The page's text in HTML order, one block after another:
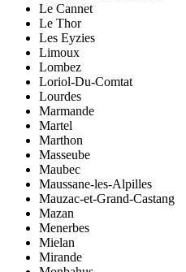
Le Cannet
Le Thor
Les Eyzies
Limoux
Lombez
Loriol-Du-Comtat
Lourdes
Marmande
Martel
Marthon
Masseube
Maubec
Maussane-les-Alpilles
Mauzac-et-Grand-Castang
Mazan
Menerbes
Mielan
Mirande